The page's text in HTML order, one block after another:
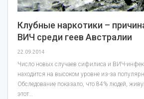
Клубные наркотики –
ВИЧ среди геев Австралии
22.09.2014
Число новых случаев сифилиса и ВИЧ-
находится на высоком уровне из-за
Обследование показало, что 84% людей,
этот…